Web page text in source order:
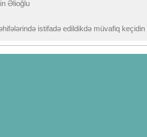
Əlioğlu
istifadə edildikdə müvafiq keçidin